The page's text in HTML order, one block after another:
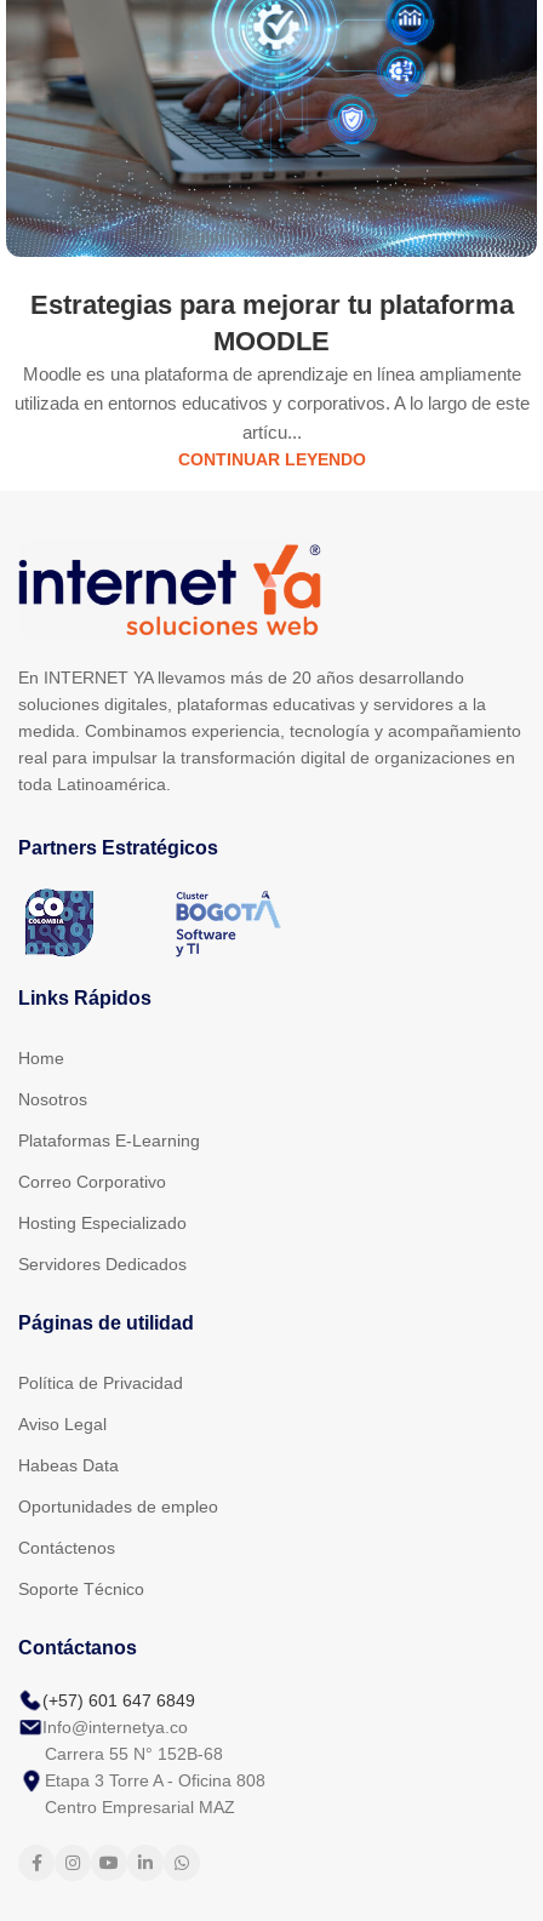
Estrategias para mejorar tu plataforma
MOODLE
Moodle es una plataforma de aprendizaje en línea ampliamente
utilizada en entornos educativos y corporativos. A lo largo de este
artícu...
CONTINUAR LEYENDO
En INTERNET YA llevamos más de 20 años desarrollando
soluciones digitales, plataformas educativas y servidores a la
medida. Combinamos experiencia, tecnología y acompañamiento
real para impulsar la transformación digital de organizaciones en
toda Latinoamérica.
Partners Estratégicos
Links Rápidos
Home
Nosotros
Plataformas E-Learning
Correo Corporativo
Hosting Especializado
Servidores Dedicados
Páginas de utilidad
Política de Privacidad
Aviso Legal
Habeas Data
Oportunidades de empleo
Contáctenos
Soporte Técnico
Contáctanos
(+57) 601 647 6849
Info@internetya.co
Carrera 55 N° 152B-68
Etapa 3 Torre A - Oficina 808
Centro Empresarial MAZ